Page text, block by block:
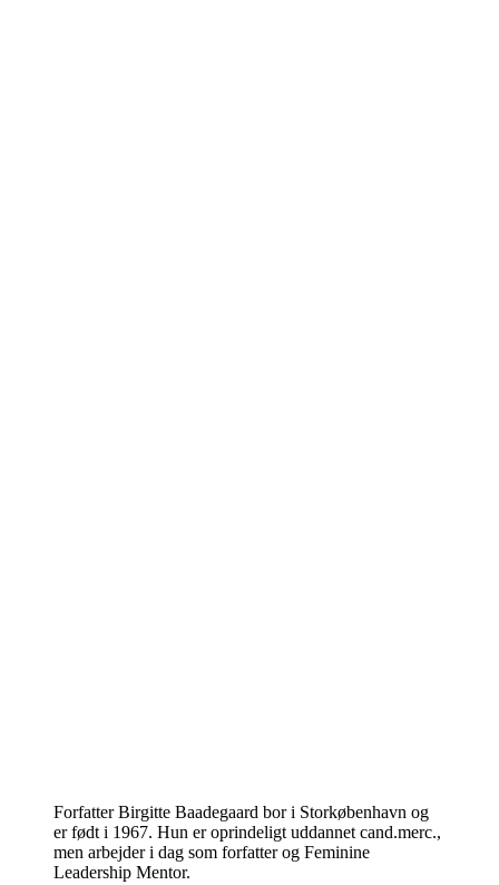
Forfatter Birgitte Baadegaard bor i Storkøbenhavn og
er født i 1967. Hun er oprindeligt uddannet cand.merc.,
men arbejder i dag som forfatter og Feminine
Leadership Mentor.